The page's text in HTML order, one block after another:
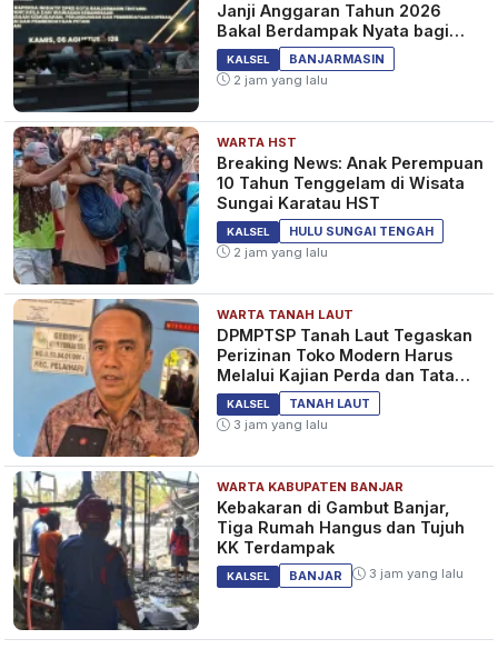
Janji Anggaran Tahun 2026
Bakal Berdampak Nyata bagi
Masyarakat&nbsp;
KALSEL
BANJARMASIN
2 jam yang lalu
WARTA HST
Breaking News: Anak Perempuan
10 Tahun Tenggelam di Wisata
Sungai Karatau HST
KALSEL
HULU SUNGAI TENGAH
2 jam yang lalu
WARTA TANAH LAUT
DPMPTSP Tanah Laut Tegaskan
Perizinan Toko Modern Harus
Melalui Kajian Perda dan Tata
Ruang
KALSEL
TANAH LAUT
3 jam yang lalu
WARTA KABUPATEN BANJAR
Kebakaran di Gambut Banjar,
Tiga Rumah Hangus dan Tujuh
KK Terdampak
KALSEL BANJAR 3 jam yang lalu